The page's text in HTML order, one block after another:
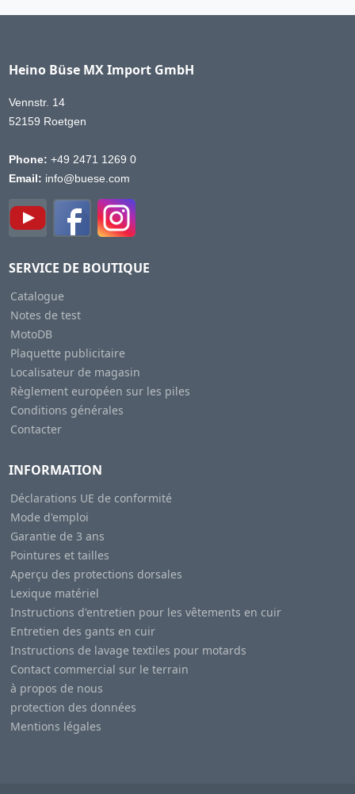
Heino Büse MX Import GmbH
Vennstr. 14
52159 Roetgen
Phone: +49 2471 1269 0
Email: info@buese.com
SERVICE DE BOUTIQUE
Catalogue
Notes de test
MotoDB
Plaquette publicitaire
Localisateur de magasin
Règlement européen sur les piles
Conditions générales
Contacter
INFORMATION
Déclarations UE de conformité
Mode d'emploi
Garantie de 3 ans
Pointures et tailles
Aperçu des protections dorsales
Lexique matériel
Instructions d'entretien pour les vêtements en cuir
Entretien des gants en cuir
Instructions de lavage textiles pour motards
Contact commercial sur le terrain
à propos de nous
protection des données
Mentions légales